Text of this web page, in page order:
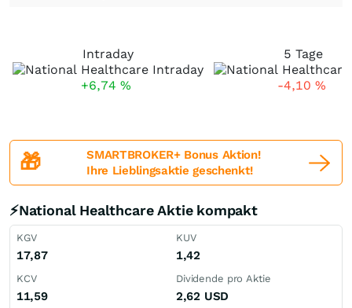
Intraday
+6,74 %
5 Tage
-4,10 %
🎁
SMARTBROKER+ Bonus Aktion!
Ihre Lieblingsaktie geschenkt!
⚡National Healthcare Aktie kompakt
KGV
17,87
KUV
1,42
KCV
11,59
Dividende pro Aktie
2,62 USD